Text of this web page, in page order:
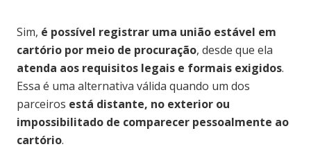
Sim, é possível registrar uma união estável em
cartório por meio de procuração, desde que ela
atenda aos requisitos legais e formais exigidos.
Essa é uma alternativa válida quando um dos
parceiros está distante, no exterior ou
impossibilitado de comparecer pessoalmente ao
cartório.